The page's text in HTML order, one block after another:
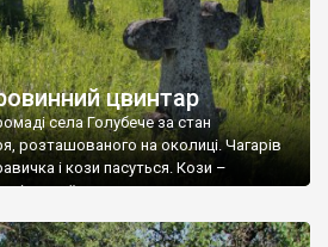
цвинтар
села Голубече за стан
розташованого на околиці. Чагарів
і кози пасуться. Кози –
для старих кладовищ,
обгризають, бо то улюблений